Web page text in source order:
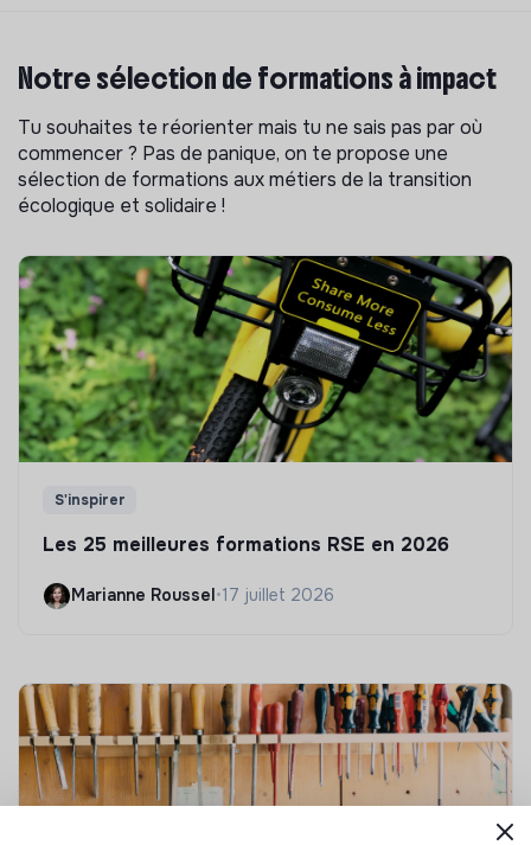
Notre sélection de formations à impact
Tu souhaites te réorienter mais tu ne sais pas par où
commencer ? Pas de panique, on te propose une
sélection de formations aux métiers de la transition
écologique et solidaire !
S'inspirer
Les 25 meilleures formations RSE en 2026
Marianne Roussel •17 juillet 2026